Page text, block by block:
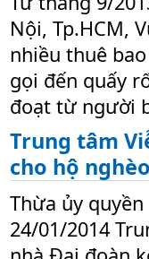
Nội, Tp.HCM,
nhiều thuê
gọi đến quấy
đoạt từ người
Trung tâm
cho hộ
Thừa ủy
24/01/2014